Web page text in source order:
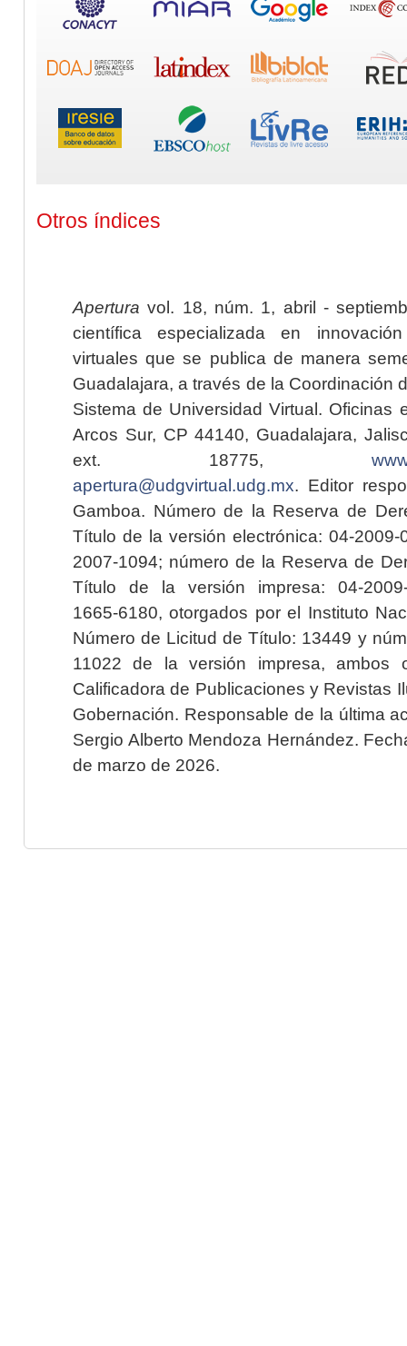
Otros índices
Apertura vol. 18, núm. 1, abril -
científica especializada en
virtuales que se publica de manera
Guadalajara, a través de la Coordinación
Sistema de Universidad Virtual. Oficinas
Arcos Sur, CP 44140, Guadalajara,
ext. 18775,
apertura@udgvirtual.udg.mx. Editor
Gamboa. Número de la Reserva de
Título de la versión electrónica: 04-2009-
2007-1094; número de la Reserva de
Título de la versión impresa: 04-2009-
1665-6180, otorgados por el Instituto
Número de Licitud de Título: 13449 y
11022 de la versión impresa, ambos
Calificadora de Publicaciones y Revistas
Gobernación. Responsable de la última
Sergio Alberto Mendoza Hernández.
de marzo de 2026.